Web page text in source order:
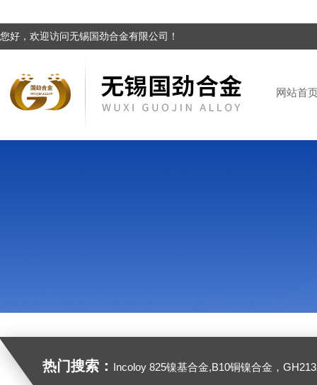
您好，欢迎访问无锡国劲合金有限公司！
网站首
热门搜索： Incoloy 825镍基合金,B10铜镍合金，GH2132高温合金，C276